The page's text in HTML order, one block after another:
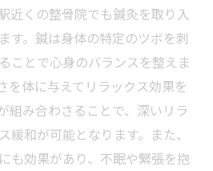
近くの整骨院でも鍼灸を取り入
す。鍼は身体の特定のツボを刺
ことで心身のバランスを整えま
を体に与えてリラックス効果を
組み合わさることで、深いリラ
緩和が可能となります。また、
も効果があり、不眠や緊張を抱